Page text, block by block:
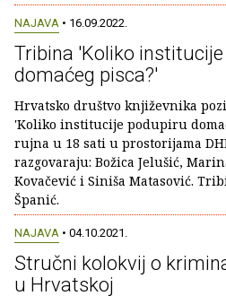
NAJAVA • 16.09.2022.
Tribina 'Koliko
domaćeg pisca?'
Hrvatsko društvo književnika
'Koliko institucije podupiru
rujna u 18 sati u prostorijama
razgovaraju: Božica Jelušić,
Kovačević i Siniša Matasović.
Španić.
NAJAVA • 04.10.2021.
Stručni kolokvij o
u Hrvatskoj